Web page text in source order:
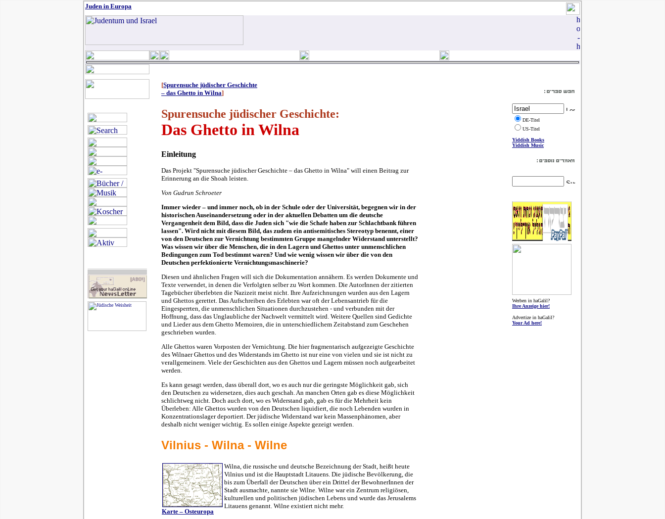
Juden in Europa
[Spurensuche jüdischer Geschichte
– das Ghetto in Wilna]
Spurensuche jüdischer Geschichte:
Das Ghetto in Wilna
Einleitung
Das Projekt "Spurensuche jüdischer Geschichte – das Ghetto in Wilna" will einen Beitrag zur
Erinnerung an die Shoah leisten.
Von Gudrun Schroeter
Immer wieder – und immer noch, ob in der Schule oder der Universität, begegnen wir in der
historischen Auseinandersetzung oder in der aktuellen Debatten um die deutsche
Vergangenheit dem Bild, dass die Juden sich "wie die Schafe haben zur Schlachtbank führen
lassen". Wird nicht mit diesem Bild, das zudem ein antisemitisches Stereotyp benennt, einer
von den Deutschen zur Vernichtung bestimmten Gruppe mangelnder Widerstand unterstellt?
Was wissen wir über die Menschen, die in den Lagern und Ghettos unter unmenschlichen
Bedingungen zum Tod bestimmt waren? Und wie wenig wissen wir über die von den
Deutschen perfektionierte Vernichtungsmaschinerie?
Diesen und ähnlichen Fragen will sich die Dokumentation annähern. Es werden Dokumente und
Texte verwendet, in denen die Verfolgten selber zu Wort kommen. Die AutorInnen der zitierten
Tagebücher überlebten die Nazizeit meist nicht. Ihre Aufzeichnungen wurden aus den Lagern
und Ghettos gerettet. Das Aufschreiben des Erlebten war oft der Lebensantrieb für die
Eingesperrten, die unmenschlichen Situationen durchzustehen - und verbunden mit der
Hoffnung, dass das Unglaubliche der Nachwelt vermittelt wird. Weitere Quellen sind Gedichte
und Lieder aus dem Ghetto Memoiren, die in unterschiedlichem Zeitabstand zum Geschehen
geschrieben wurden.
Alle Ghettos waren Vorposten der Vernichtung. Die hier fragmentarisch aufgezeigte Geschichte
des Wilnaer Ghettos und des Widerstands im Ghetto ist nur eine von vielen und sie ist nicht zu
verallgemeinern. Viele der Geschichten aus den Ghettos und Lagern müssen noch aufgearbeitet
werden.
Es kann gesagt werden, dass überall dort, wo es auch nur die geringste Möglichkeit gab, sich
den Deutschen zu widersetzen, dies auch geschah. An manchen Orten gab es diese Möglichkeit
schlichtweg nicht. Doch auch dort, wo es Widerstand gab, gab es für die Mehrheit kein
Überleben: Alle Ghettos wurden von den Deutschen liquidiert, die noch Lebenden wurden in
Konzentrationslager deportiert. Der jüdische Widerstand war kein Massenphänomen, aber
deshalb nicht weniger wichtig. Es sollen einige Aspekte gezeigt werden.
Vilnius - Wilna - Wilne
Karte – Osteuropa
Wilna, die russische und deutsche Bezeichnung der Stadt, heißt heute
Vilnius und ist die Hauptstadt Litauens. Die jüdische Bevölkerung, die
bis zum Überfall der Deutschen über ein Drittel der BewohnerInnen der
Stadt ausmachte, nannte sie Wilne. Wilne war ein Zentrum religiösen,
kulturellen und politischen jüdischen Lebens und wurde das Jerusalems
Litauens genannt. Wilne existiert nicht mehr.
DE-Titel
US-Titel
Yiddish Books
Yiddish Music
Werben in haGalil?
Ihre Anzeige hier!
Advertize in haGalil?
Your Ad here!